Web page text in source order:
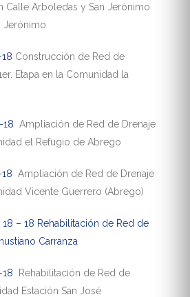
Calle Arboledas y San Jerónimo
Jerónimo
Construcción de Red de
Etapa en la Comunidad la
18 Ampliación de Red de Drenaje
el Refugio de Abrego
Ampliación de Red de Drenaje
Vicente Guerrero (Abrego)
18 – 18 Rehabilitación de Red de
Carranza
18
Rehabilitación de Red de
Estación San José